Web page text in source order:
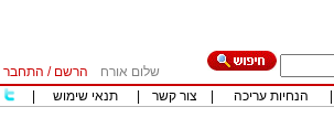
שלום אורח הרשם / התחבר
הנחיות עריכה צור קשר תנאי שימוש